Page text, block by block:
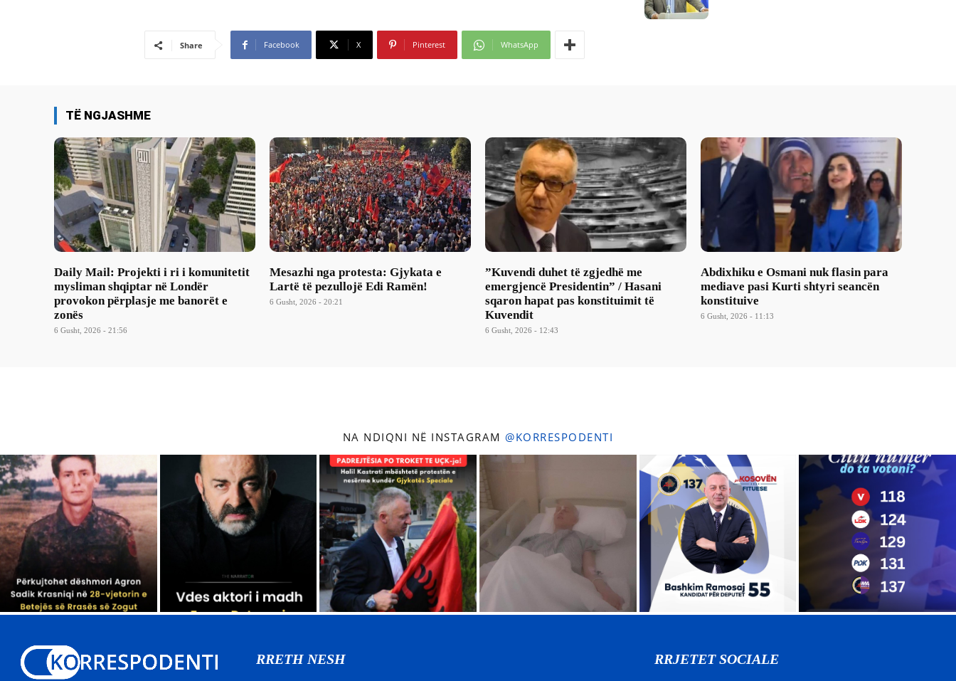
Share Facebook X Pinterest WhatsApp
TË NGJASHME
Daily Mail: Projekti i ri i komunitetit
mysliman shqiptar në Londër
provokon përplasje me banorët e
zonës
6 Gusht, 2026 - 21:56
Mesazhi nga protesta: Gjykata e
Lartë të pezullojë Edi Ramën!
6 Gusht, 2026 - 20:21
​”Kuvendi duhet të zgjedhë me
emergjencë Presidentin” / Hasani
sqaron hapat pas konstituimit të
Kuvendit
6 Gusht, 2026 - 12:43
Abdixhiku e Osmani nuk flasin para
mediave pasi Kurti shtyri seancën
konstituive
6 Gusht, 2026 - 11:13
NA NDIQNI NË INSTAGRAM @KORRESPODENTI
RRETH NESH RRJETET SOCIALE